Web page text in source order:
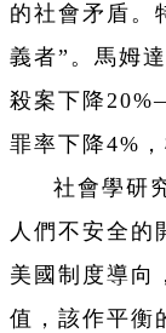
的社會矛盾。
義者”。馬姆
殺案下降
罪率下降4%
社會學研
人們不安全的
美國制度導向
值，該作平衡